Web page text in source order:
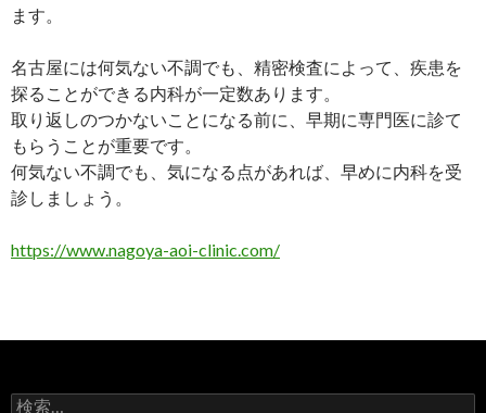
ます。
名古屋には何気ない不調でも、精密検査によって、疾患を
探ることができる内科が一定数あります。
取り返しのつかないことになる前に、早期に専門医に診て
もらうことが重要です。
何気ない不調でも、気になる点があれば、早めに内科を受
診しましょう。
https://www.nagoya-aoi-clinic.com/
検索: